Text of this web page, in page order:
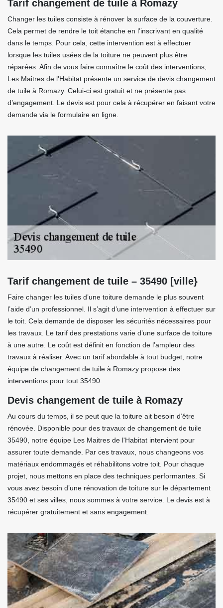
Tarif changement de tuile à Romazy
Changer les tuiles consiste à rénover la surface de la couverture.
Cela permet de rendre le toit étanche en l’inscrivant en qualité
dans le temps. Pour cela, cette intervention est à effectuer
lorsque les tuiles usées de la toiture ne peuvent plus être
réparées. Afin de vous faire connaître le coût des interventions,
Les Maitres de l'Habitat présente un service de devis changement
de tuile à Romazy. Celui-ci est gratuit et ne présente pas
d’engagement. Le devis est pour cela à récupérer en faisant votre
demande via le formulaire en ligne.
Tarif changement de tuile – 35490 [ville}
Faire changer les tuiles d’une toiture demande le plus souvent
l’aide d’un professionnel. Il s’agit d’une intervention à effectuer sur
le toit. Cela demande de disposer les sécurités nécessaires pour
les travaux. Le tarif des prestations varie d’une surface de toiture
à une autre. Le coût est définit en fonction de l’ampleur des
travaux à réaliser. Avec un tarif abordable à tout budget, notre
équipe de changement de tuile à Romazy propose des
interventions pour tout 35490.
Devis changement de tuile à Romazy
Au cours du temps, il se peut que la toiture ait besoin d’être
rénovée. Disponible pour des travaux de changement de tuile
35490, notre équipe Les Maitres de l'Habitat intervient pour
assurer toute demande. Par ces travaux, nous changeons vos
matériaux endommagés et réhabilitons votre toit. Pour chaque
projet, nous mettons en place des techniques performantes. Si
vous avez besoin d’une rénovation de toiture sur le département
35490 et ses villes, nous sommes à votre service. Le devis est à
récupérer gratuitement et sans engagement.